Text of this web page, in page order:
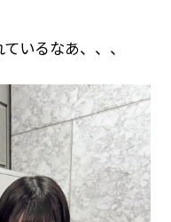
いるなあ、、、